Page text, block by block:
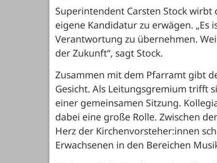
Superintendent Carsten Stock
eigene Kandidatur zu erwägen. „Es
Verantwortung zu übernehmen.
der Zukunft“, sagt Stock.
Zusammen mit dem Pfarramt gibt
Gesicht. Als Leitungsgremium trifft
einer gemeinsamen Sitzung.
dabei eine große Rolle. Zwischen
Herz der Kirchenvorsteher:innen
Erwachsenen in den Bereichen